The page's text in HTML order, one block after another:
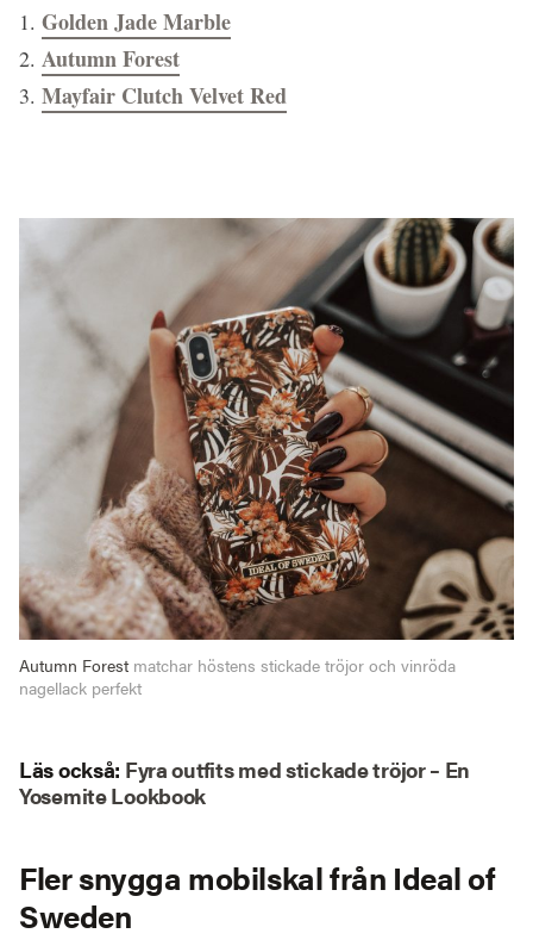
1. Golden Jade Marble
2. Autumn Forest
3. Mayfair Clutch Velvet Red
Autumn Forestmatchar höstens stickade tröjor och vinröda
nagellack perfekt
Läs också: Fyra outfits med stickade tröjor – En
Yosemite Lookbook
Fler snygga mobilskal från Ideal of
Sweden